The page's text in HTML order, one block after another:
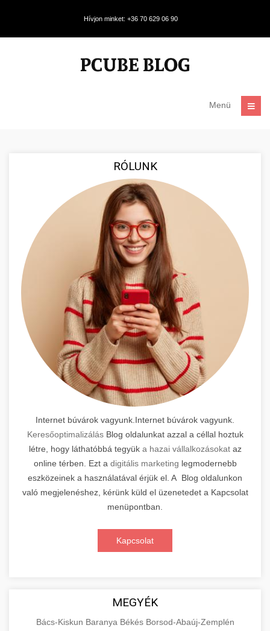
Hívjon minket: +36 70 629 06 90
Menü
RÓLUNK
Internet búvárok vagyunk.Internet búvárok vagyunk.
KeresőoptimalizálásBlog oldalunkat azzal a céllal hoztuk
létre, hogy láthatóbbá tegyük a hazai vállalkozásokataz
online térben. Ezt a digitális marketing legmodernebb
eszközeinek a használatával érjük el. A Blog oldalunkon
való megjelenéshez, kérünk küld el üzenetedet a Kapcsolat
menüpontban.
Kapcsolat
MEGYÉK
Bács-Kiskun Baranya Békés Borsod-Abaúj-Zemplén